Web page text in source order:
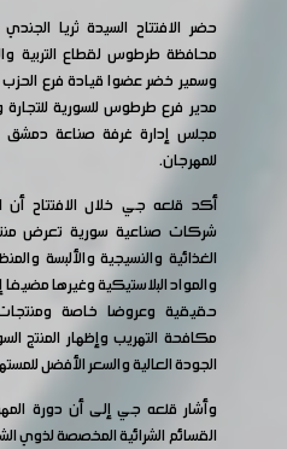
حضر الافتتاح السيدة ثريا
محافظة طرطوس لقطاع التربية
وسمير خضر عضوا قيادة فرع
مدير فرع طرطوس للسورية
مجلس إدارة غرفة صناعة دمشق
للمهرجان.
أكد قلعه جي خلال الافتتاح أن
شركات صناعية سورية تعرض
الغذائية والنسيجية والألبسة
والمواد البلاستيكية وغيرها
مكافحة التهريب وإظهار المنتج
الجودة العالية والسعر الأفضل
وأشار قلعه جي إلى أن دورة
القسائم الشرائية المخصصة لذوي